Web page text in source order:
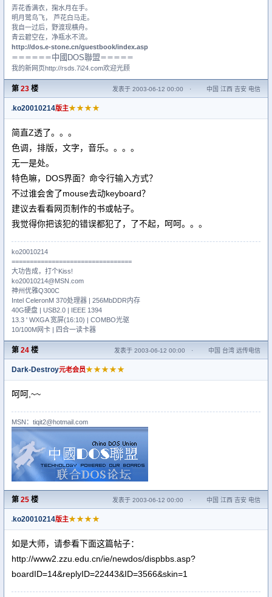
弄花香满衣，掬水月在手。
明月鹭鸟飞， 芦花白马走。
我自一过后，野渡现横舟。
青云碧空在，净瓶水不流。
http://dos.e-stone.cn/guestbook/index.asp
＝＝＝＝＝＝中國DOS聯盟＝＝＝＝＝
我的新网页http://rsds.7i24.com欢迎光顾
第 23 楼 发表于 2003-06-12 00:00 · 中国 江西 吉安 电信
ko20010214版主★★★★
简直Z透了。。。
色调，排版，文字，音乐。。。。
无一是处。
特色嘛，DOS界面？命令行输入方式？
不过谁会舍了mouse去动keyboard？
建议去看看网页制作的书或帖子。
我觉得你把该犯的错误都犯了，了不起，呵呵。。。
ko20010214
=================================
大功告成，打个Kiss!
ko20010214@MSN.com
神州优雅Q300C
Intel CeleronM 370处理器 | 256MbDDR内存
40G硬盘 | USB2.0 | IEEE 1394
13.3 ' WXGA 宽屏(16:10) | COMBO光驱
10/100M网卡 | 四合一读卡器
第 24 楼 发表于 2003-06-12 00:00 · 中国 台湾 远传电信
Dark-Destroy元老会员★★★★★
呵呵,~~
MSN：tiqit2@hotmail.com
第 25 楼 发表于 2003-06-12 00:00 · 中国 江西 吉安 电信
ko20010214版主★★★★
如是大师，请参看下面这篇帖子：
http://www2.zzu.edu.cn/ie/newdos/dispbbs.asp?
boardID=14&replyID=22443&ID=3566&skin=1